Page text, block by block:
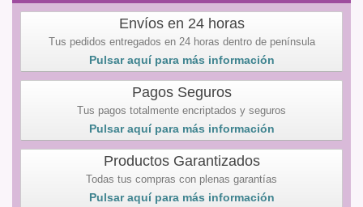
Envíos en 24 horas
Tus pedidos entregados en 24 horas dentro de península
Pulsar aquí para más información
Pagos Seguros
Tus pagos totalmente encriptados y seguros
Pulsar aquí para más información
Productos Garantizados
Todas tus compras con plenas garantías
Pulsar aquí para más información